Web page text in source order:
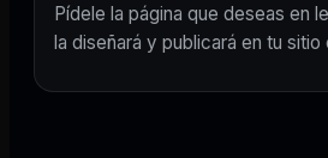
Pídele la página que deseas en
la diseñará y publicará en tu sitio